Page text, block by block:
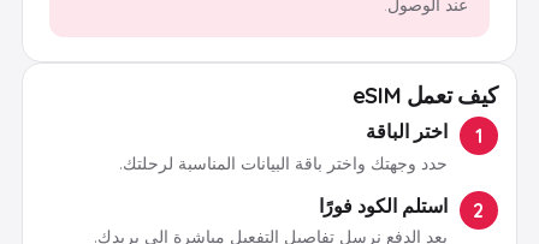
كيف تعمل eSIM
1 اختر الباقة
حدد وجهتك واختر باقة البيانات المناسبة لرحلتك.
2 استلم الكود فورًا
بعد الدفع نرسل تفاصيل التفعيل مباشرة إلى بريدك.